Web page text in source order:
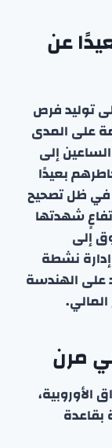
عن
توليد فرص
على المدى
إلى
بعيدًا
في ظل تصحيح
شهدتها
إلى
إدارة نشطة
على الهندسة
مرن